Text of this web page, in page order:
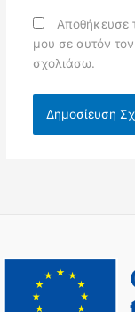
Αποθήκευσε
μου σε αυτόν
σχολιάσω.